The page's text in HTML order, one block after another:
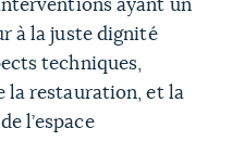
ayant un
à la juste dignité
techniques,
la restauration, et la
l’espace